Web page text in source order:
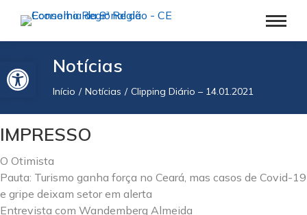
Barra de Ferramentas AbertaNotícias
Você está aqui:
Início Notícias Clipping Diário – 14.01.2021
IMPRESSO
O Otimista
Pauta: Turismo ganha força no Ceará, mas casos de Covid-19
e gripe deixam setor em alerta
Entrevista com Wandemberg Almeida